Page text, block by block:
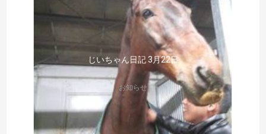
じいちゃん日記 3月22日
お知らせ